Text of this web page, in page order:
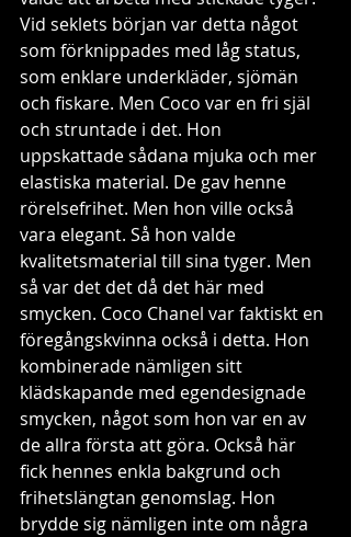
Vid seklets början var detta något
som förknippades med låg status,
som enklare underkläder, sjömän
och fiskare. Men Coco var en fri själ
och struntade i det. Hon
uppskattade sådana mjuka och mer
elastiska material. De gav henne
rörelsefrihet. Men hon ville också
vara elegant. Så hon valde
kvalitetsmaterial till sina tyger. Men
så var det det då det här med
smycken. Coco Chanel var faktiskt en
föregångskvinna också i detta. Hon
kombinerade nämligen sitt
klädskapande med egendesignade
smycken, något som hon var en av
de allra första att göra. Också här
fick hennes enkla bakgrund och
frihetslängtan genomslag. Hon
brydde sig nämligen inte om några